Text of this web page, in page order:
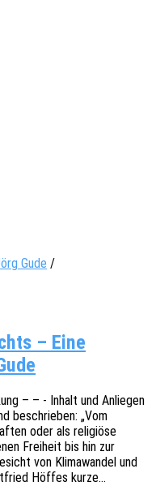
Gude /
– Eine
– – - Inhalt und Anlie­gen
beschrie­ben: „Vom
oder als reli­giö­se
Frei­heit bis hin zur
von Klima­wan­del und
Höffes kurze…